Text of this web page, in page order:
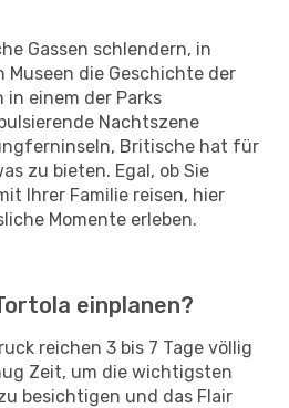
Gassen schlendern, in
Museen die Geschichte der
einem der Parks
Nachtszene
Britische hat für
zu bieten. Egal, ob Sie
Ihrer Familie reisen, hier
Momente erleben.
einplanen?
reichen 3 bis 7 Tage völlig
Zeit, um die wichtigsten
besichtigen und das Flair